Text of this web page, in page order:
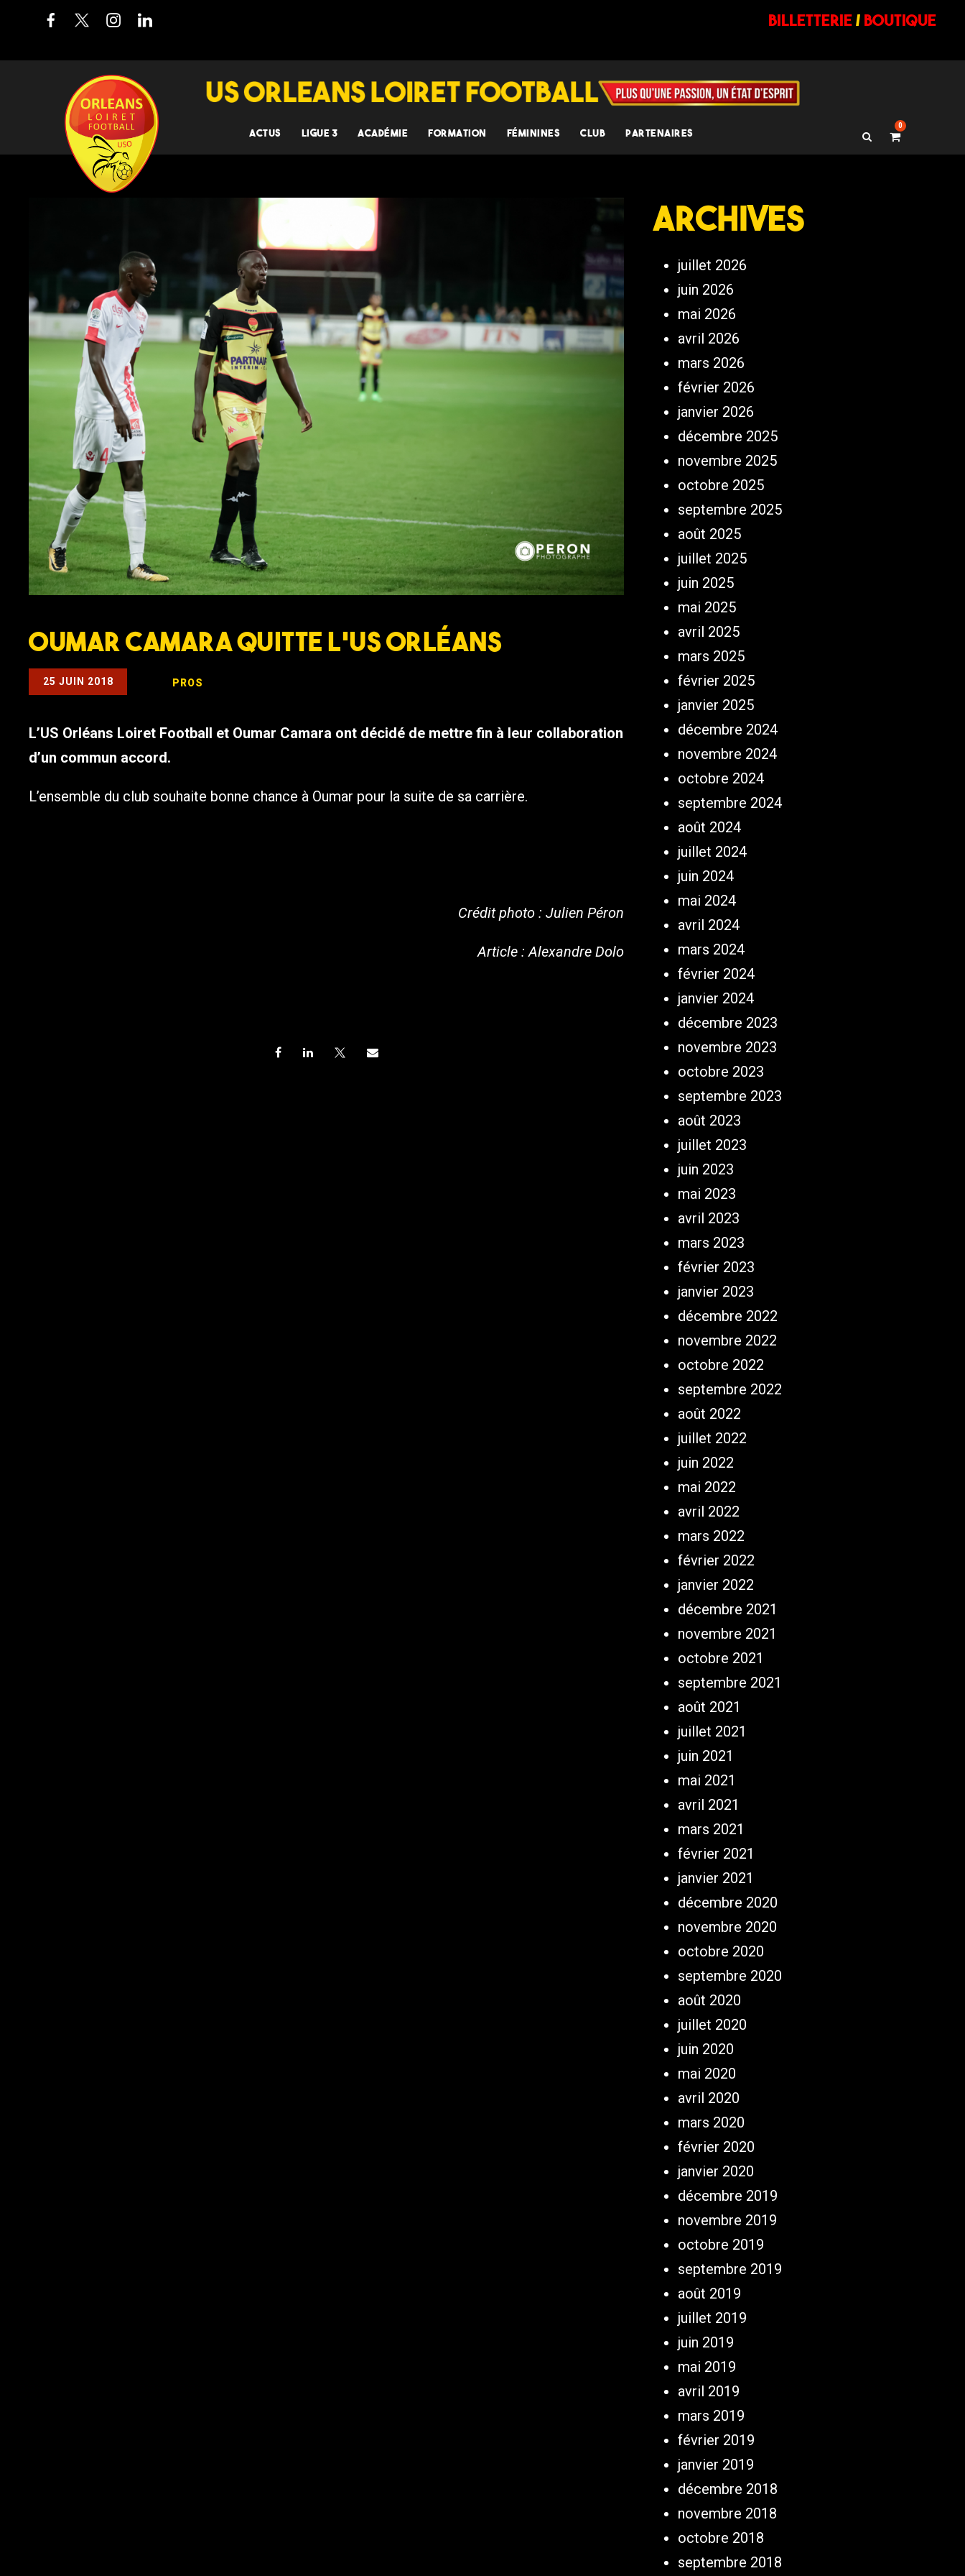
billetterie/ BOUTIQUE
ACTUS LIGUE 3 ACADÉMIE FORMATION FÉMININES CLUB PARTENAIRES
0
Oumar Camara quitte l’US Orléans
25 JUIN 2018 PROS
L’US Orléans Loiret Football et Oumar Camara ont décidé de mettre fin à leur collaboration
d’un commun accord.
L’ensemble du club souhaite bonne chance à Oumar pour la suite de sa carrière.
Crédit photo : Julien Péron
Article : Alexandre Dolo
Archives
juillet 2026
juin 2026
mai 2026
avril 2026
mars 2026
février 2026
janvier 2026
décembre 2025
novembre 2025
octobre 2025
septembre 2025
août 2025
juillet 2025
juin 2025
mai 2025
avril 2025
mars 2025
février 2025
janvier 2025
décembre 2024
novembre 2024
octobre 2024
septembre 2024
août 2024
juillet 2024
juin 2024
mai 2024
avril 2024
mars 2024
février 2024
janvier 2024
décembre 2023
novembre 2023
octobre 2023
septembre 2023
août 2023
juillet 2023
juin 2023
mai 2023
avril 2023
mars 2023
février 2023
janvier 2023
décembre 2022
novembre 2022
octobre 2022
septembre 2022
août 2022
juillet 2022
juin 2022
mai 2022
avril 2022
mars 2022
février 2022
janvier 2022
décembre 2021
novembre 2021
octobre 2021
septembre 2021
août 2021
juillet 2021
juin 2021
mai 2021
avril 2021
mars 2021
février 2021
janvier 2021
décembre 2020
novembre 2020
octobre 2020
septembre 2020
août 2020
juillet 2020
juin 2020
mai 2020
avril 2020
mars 2020
février 2020
janvier 2020
décembre 2019
novembre 2019
octobre 2019
septembre 2019
août 2019
juillet 2019
juin 2019
mai 2019
avril 2019
mars 2019
février 2019
janvier 2019
décembre 2018
novembre 2018
octobre 2018
septembre 2018